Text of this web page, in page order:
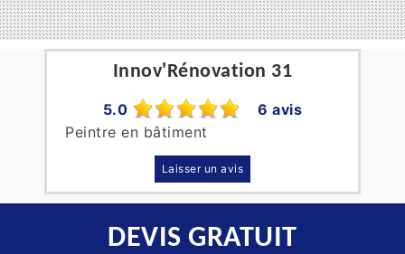
Innov'Rénovation 31
5.0
6 avis
Peintre en bâtiment
Laisser un avis
DEVIS GRATUIT